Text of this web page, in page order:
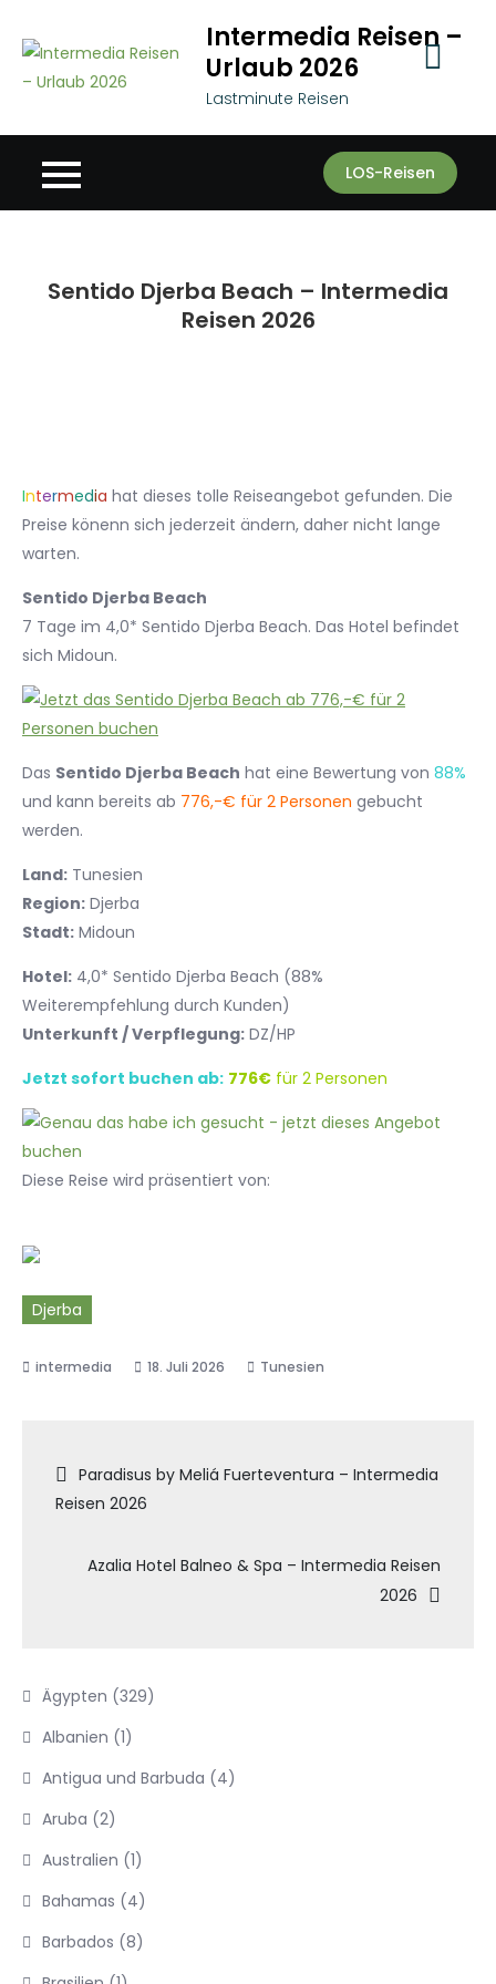
content
Intermedia Reisen –
Urlaub 2026
Lastminute Reisen
LOS-Reisen
Sentido Djerba Beach – Intermedia
Reisen 2026
Intermedia hat dieses tolle Reiseangebot gefunden. Die
Preise könenn sich jederzeit ändern, daher nicht lange
warten.
Sentido Djerba Beach
7 Tage im 4,0* Sentido Djerba Beach. Das Hotel befindet
sich Midoun.
Das Sentido Djerba Beach hat eine Bewertung von 88%
und kann bereits ab 776,-€ für 2 Personen gebucht
werden.
Land: Tunesien
Region: Djerba
Stadt: Midoun
Hotel: 4,0* Sentido Djerba Beach (88%
Weiterempfehlung durch Kunden)
Unterkunft / Verpflegung: DZ/HP
Jetzt sofort buchen ab: 776€ für 2 Personen
Diese Reise wird präsentiert von:
Djerba
18. Juli 2026 Tunesien
Beitragsnavigation
Paradisus by Meliá Fuerteventura – Intermedia
Reisen 2026
Azalia Hotel Balneo & Spa – Intermedia Reisen
2026
Ägypten (329)
Albanien (1)
Antigua und Barbuda (4)
Aruba (2)
Australien (1)
Bahamas (4)
Barbados (8)